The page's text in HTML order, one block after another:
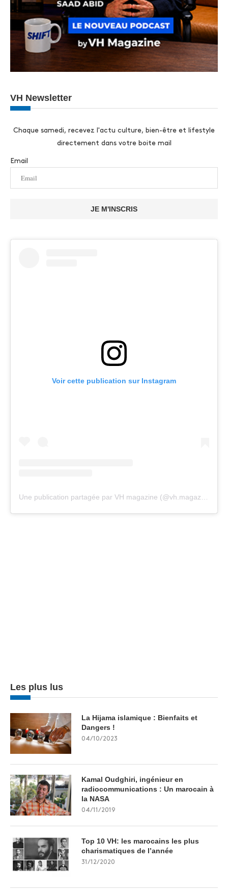
VH Newsletter
Chaque samedi, recevez l'actu culture, bien-être et lifestyle
directement dans votre boite mail
Email
JE M'INSCRIS
Voir cette publication sur Instagram
Une publication partagée par VH magazine (@vh.magazine)
Les plus lus
La Hijama islamique : Bienfaits et
Dangers !
04/10/2023
Kamal Oudghiri, ingénieur en
radiocommunications : Un marocain à
la NASA
04/11/2019
Top 10 VH: les marocains les plus
charismatiques de l’année
31/12/2020